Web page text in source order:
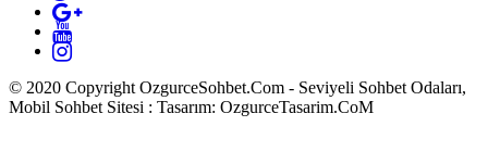
© 2020 Copyright OzgurceSohbet.Com - Seviyeli Sohbet Odaları,
Mobil Sohbet Sitesi : Tasarım: OzgurceTasarim.CoM